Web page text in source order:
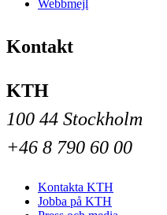
Webbmejl
Kontakt
KTH
100 44 Stockholm
+46 8 790 60 00
Kontakta KTH
Jobba på KTH